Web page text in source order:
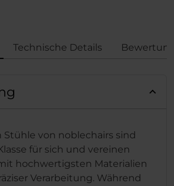
Technische Details
Stühle von noblechairs sind
für sich und vereinen
hochwertigsten Materialien
Verarbeitung. Während